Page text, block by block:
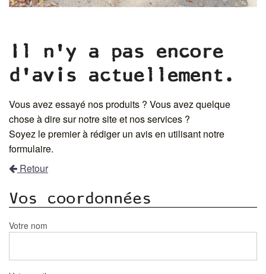
Il n'y a pas encore
d'avis actuellement.
Vous avez essayé nos produits ? Vous avez quelque
chose à dire sur notre site et nos services ?
Soyez le premier à rédiger un avis en utilisant notre
formulaire.
Retour
Vos coordonnées
Votre nom